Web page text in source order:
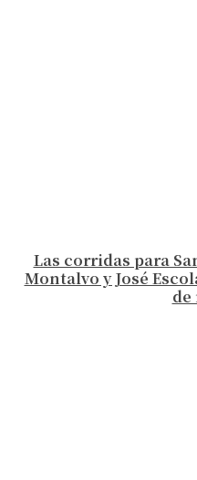
Las corridas para
Montalvo y José
de